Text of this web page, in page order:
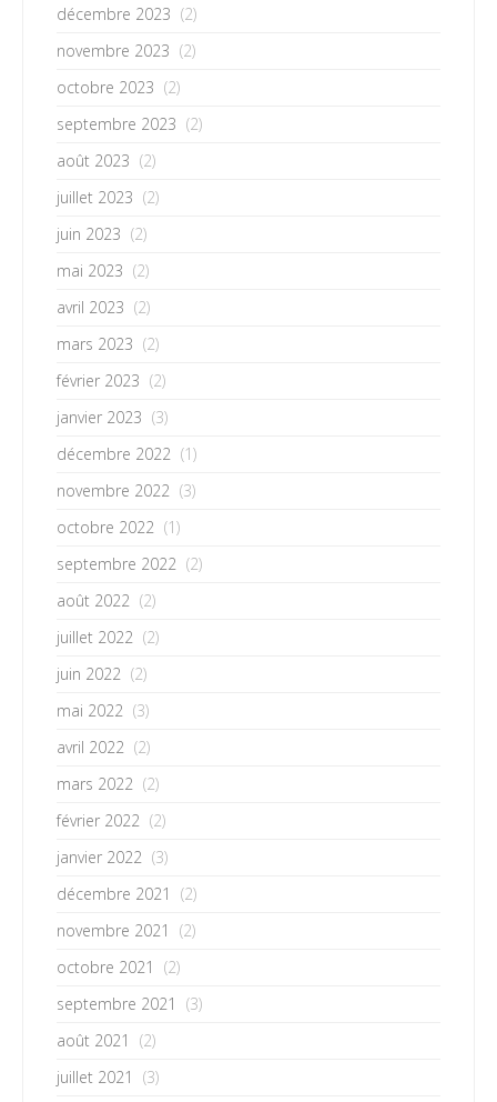
décembre 2023 (2)
novembre 2023 (2)
octobre 2023 (2)
septembre 2023 (2)
août 2023 (2)
juillet 2023 (2)
juin 2023 (2)
mai 2023 (2)
avril 2023 (2)
mars 2023 (2)
février 2023 (2)
janvier 2023 (3)
décembre 2022 (1)
novembre 2022 (3)
octobre 2022 (1)
septembre 2022 (2)
août 2022 (2)
juillet 2022 (2)
juin 2022 (2)
mai 2022 (3)
avril 2022 (2)
mars 2022 (2)
février 2022 (2)
janvier 2022 (3)
décembre 2021
(2)
novembre 2021
(2)
octobre 2021
(2)
septembre 2021
(3)
août 2021
(2)
juillet 2021
(3)